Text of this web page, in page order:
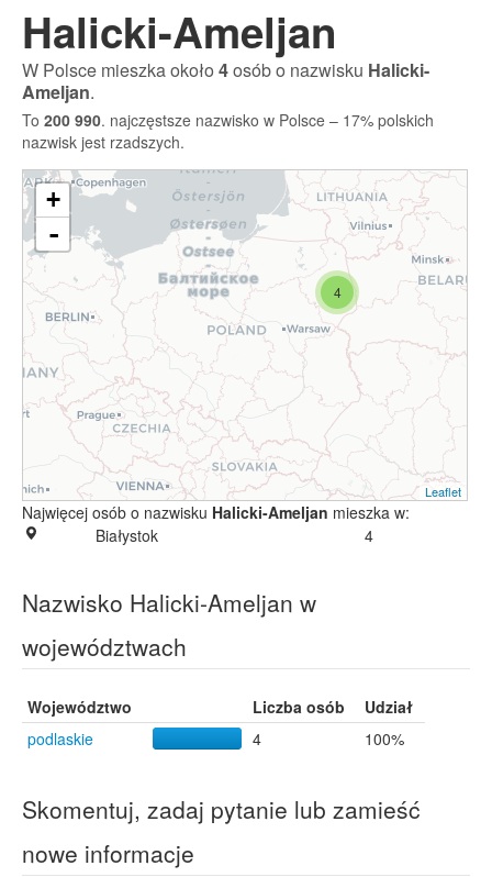
Halicki-Ameljan
W Polsce mieszka około4osób o nazwisku Halicki-
Ameljan.
To 200 990. najczęstsze nazwisko w Polsce – 17% polskich
nazwisk jest rzadszych.
4
+
-
Leaflet
Najwięcej osób o nazwisku Halicki-Ameljan mieszka w:
Białystok
4
Nazwisko Halicki-Ameljan w
województwach
Województwo Liczba osób
Udział
podlaskie
4 100%
Skomentuj, zadaj pytanie lub zamieść
nowe informacje